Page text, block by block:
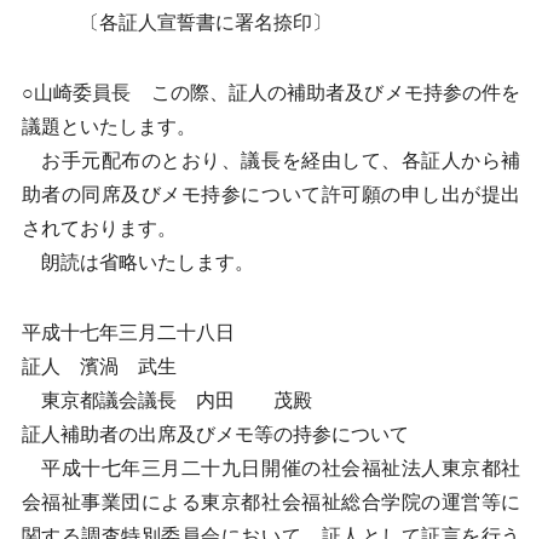
〔各証人宣誓書に署名捺印〕
○山崎委員長 この際、証人の補助者及びメモ持参の件を
議題といたします。
お手元配布のとおり、議長を経由して、各証人から補
助者の同席及びメモ持参について許可願の申し出が提出
されております。
朗読は省略いたします。
平成十七年三月二十八日
証人 濱渦 武生
東京都議会議長 内田 茂殿
証人補助者の出席及びメモ等の持参について
平成十七年三月二十九日開催の社会福祉法人東京都社
会福祉事業団による東京都社会福祉総合学院の運営等に